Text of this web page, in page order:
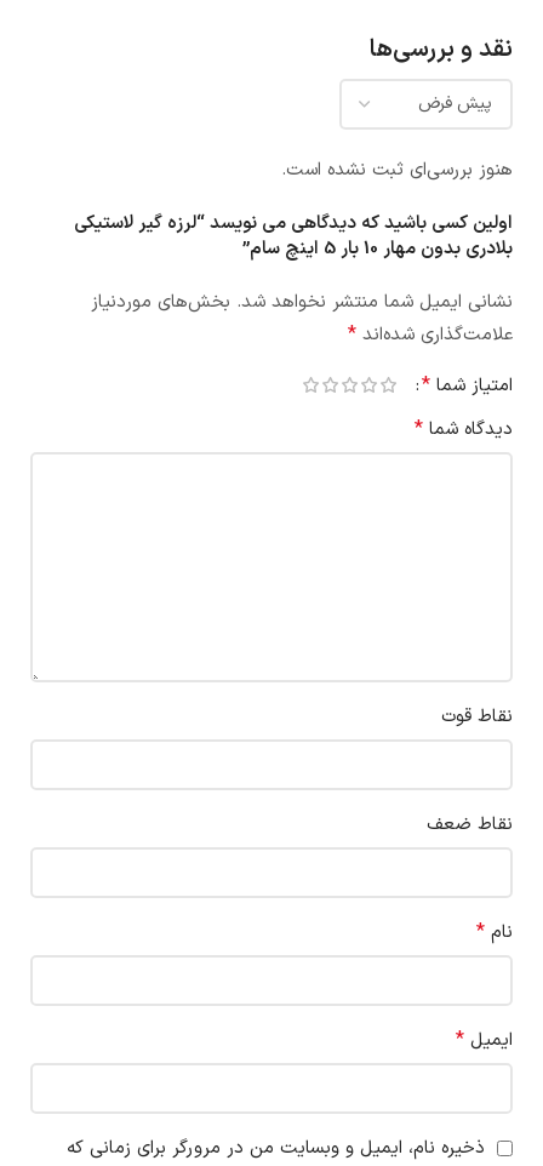
نقد و بررسی‌ها
هنوز بررسی‌ای ثبت نشده است.
اولین کسی باشید که دیدگاهی می نویسد “لرزه گیر لاستیکی
بلادری بدون مهار 10 بار 5 اینچ سام”
نشانی ایمیل شما منتشر نخواهد شد. بخش‌های موردنیاز
علامت‌گذاری شده‌اند *
امتیاز شما *
دیدگاه شما *
نقاط قوت
نقاط ضعف
نام *
ایمیل *
ذخیره نام، ایمیل و وبسایت من در مرورگر برای زمانی که